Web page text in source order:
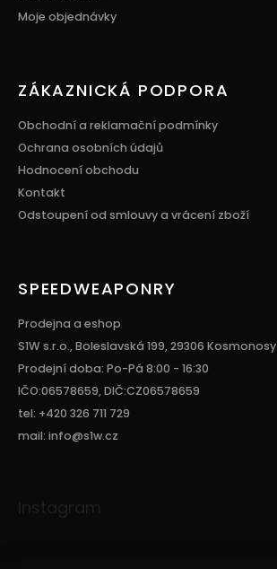
Moje objednávky
ZÁKAZNICKÁ PODPORA
Obchodní a reklamační podmínky
Ochrana osobních údajů
Hodnocení obchodu
Kontakt
Odstoupení od smlouvy a vrácení zboží
SPEEDWEAPONRY
Prodejna a eshop
S1W s.r.o., Boleslavská 199, 29306 Kosmonosy
Prodejní doba: Po-Pá 8:00 - 16:30
IČO:06578659, DIČ:CZ06578659
tel: +420 326 711 729
mail: info@s1w.cz